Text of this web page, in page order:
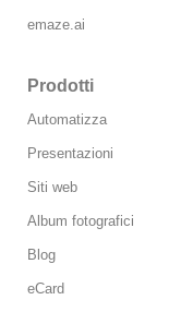
emaze.ai
Prodotti
Automatizza
Presentazioni
Siti web
Album fotografici
Blog
eCard